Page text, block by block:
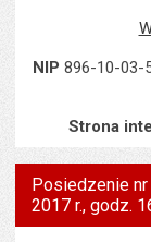
NIP 896-10-03-
Strona
Posiedzenie
2017 r., godz.